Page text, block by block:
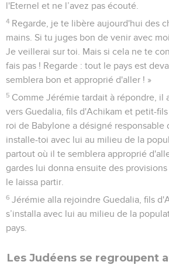
l'Eternel et ne l’avez pas écouté.
4 Regarde, je te libère aujourd'hui des
mains. Si tu juges bon de venir avec
Je veillerai sur toi. Mais si cela ne te
fais pas ! Regarde : tout le pays est
semblera bon et approprié d'aller ! »
5 Comme Jérémie tardait à répondre, il
vers Guedalia, fils d'Achikam et petit-
roi de Babylone a désigné responsable
installe-toi avec lui au milieu de la
partout où il te semblera approprié
gardes lui donna ensuite des
le laissa partir.
6 Jérémie alla rejoindre Guedalia, fils
s’installa avec lui au milieu de la
pays.
Les Judéens se regroupent